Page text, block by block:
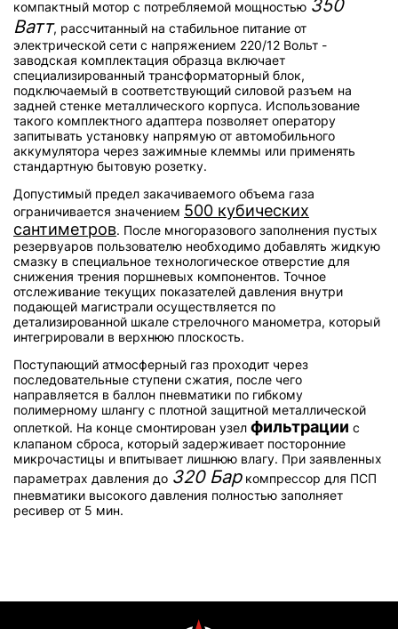
компактный мотор с потребляемой мощностью 350
Ватт, рассчитанный на стабильное питание от
электрической сети с напряжением 220/12 Вольт -
заводская комплектация образца включает
специализированный трансформаторный блок,
подключаемый в соответствующий силовой разъем на
задней стенке металлического корпуса. Использование
такого комплектного адаптера позволяет оператору
запитывать установку напрямую от автомобильного
аккумулятора через зажимные клеммы или применять
стандартную бытовую розетку.
Допустимый предел закачиваемого объема газа
ограничивается значением 500 кубических
сантиметров. После многоразового заполнения пустых
резервуаров пользователю необходимо добавлять жидкую
смазку в специальное технологическое отверстие для
снижения трения поршневых компонентов. Точное
отслеживание текущих показателей давления внутри
подающей магистрали осуществляется по
детализированной шкале стрелочного манометра, который
интегрировали в верхнюю плоскость.
Поступающий атмосферный газ проходит через
последовательные ступени сжатия, после чего
направляется в баллон пневматики по гибкому
полимерному шлангу с плотной защитной металлической
оплеткой. На конце смонтирован узел фильтрации с
клапаном сброса, который задерживает посторонние
микрочастицы и впитывает лишнюю влагу. При заявленных
параметрах давления до 320 Баркомпрессор для ПСП
пневматики высокого давления полностью заполняет
ресивер от 5 мин.